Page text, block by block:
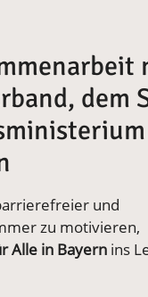
dem
und
zu motivieren,
Alle in Bayern ins